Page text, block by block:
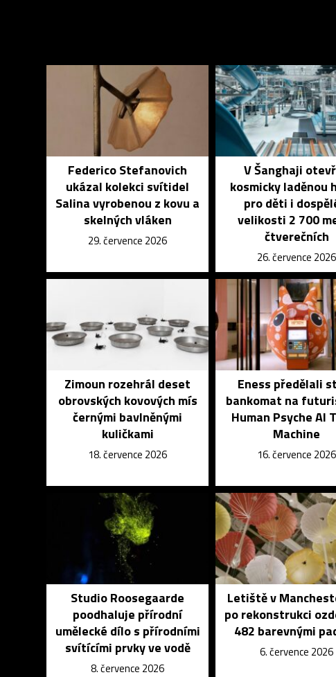
Federico Stefanovich
ukázal kolekci svítidel
Salina vyrobenou z kovu a
skelných vláken
29. července 2026
V Šanghaji
kosmicky laděnou
pro děti i
velikosti 2 700
čtverečních
26. července 2026
Zimoun rozehrál deset
obrovských kovových mís
černými bavlněnými
kuličkami
18. července 2026
Eness předělali
bankomat na
Human Psyche AI
Machine
16. července 2026
Studio Roosegaarde
poodhaluje přírodní
umělecké dílo s přírodními
svítícími prvky ve vodě
8. července 2026
Letiště v
po rekonstrukci
482 barevnými
6. července 2026